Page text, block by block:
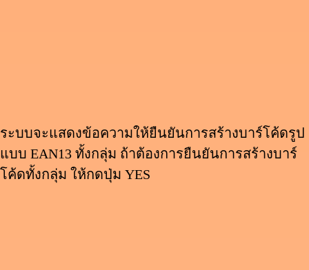
ระบบจะแสดงข้อความให้ยืนยันการสร้างบาร์โค้ดรูป
แบบ EAN13 ทั้งกลุ่ม ถ้าต้องการยืนยันการสร้างบาร์
โค้ดทั้งกลุ่ม ให้กดปุ่ม YES